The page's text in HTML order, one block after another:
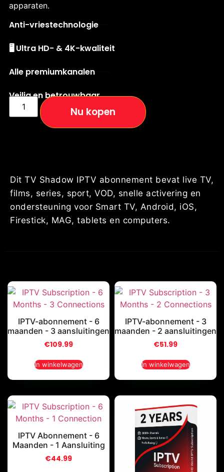
apparaten.
Anti-vriestechnologie
🖥️ Ultra HD- & 4K-kwaliteit
Alle premiumkanalen
Veilig en betrouwbaar
Nu kopen
Dit TV Shadow IPTV abonnement bevat live TV,
films, series, sport, VOD, snelle activering en
ondersteuning voor Smart TV, Android, iOS,
Firestick, MAG, tablets en computers.
IPTV-abonnement - 6
maanden - 3 aansluitingen
€109.99
In winkelwagen
IPTV-abonnement - 3
maanden - 2 aansluitingen
€51.99
In winkelwagen
IPTV Abonnement - 6
Maanden - 1 Aansluiting
€44.99